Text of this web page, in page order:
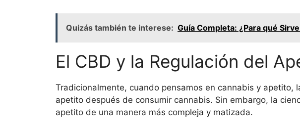
Quizás también te interese: Guía Completa: ¿Para qué
El CBD y la Regulación del
Tradicionalmente, cuando pensamos en cannabis y apetito,
apetito después de consumir cannabis. Sin embargo, la
apetito de una manera más compleja y matizada.